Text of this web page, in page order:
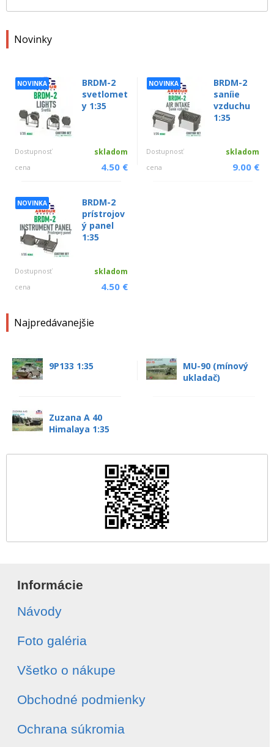
Novinky
NOVINKA
BRDM-2
svetlomet
y 1:35
Dostupnosť skladom
cena 4.50 €
NOVINKA
BRDM-2
saníie
vzduchu
1:35
Dostupnosť skladom
cena 9.00 €
NOVINKA
BRDM-2
prístrojov
ý panel
1:35
Dostupnosť skladom
cena 4.50 €
Najpredávanejšie
9P133 1:35
MU-90 (mínový
ukladač)
Zuzana A 40
Himalaya 1:35
Informácie
Návody
Foto galéria
Všetko o nákupe
Obchodné podmienky
Ochrana súkromia